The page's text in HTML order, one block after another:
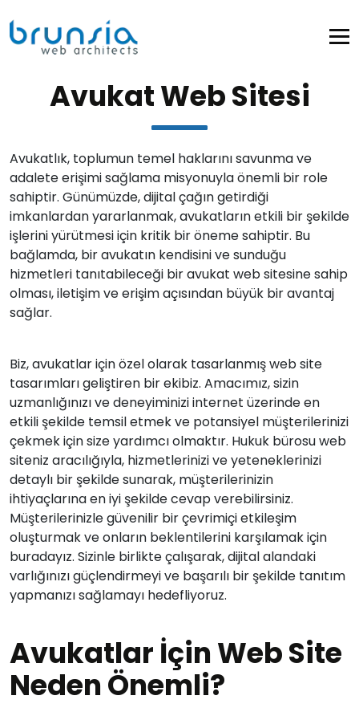
Avukat Web Sitesi
Avukatlık, toplumun temel haklarını savunma ve
adalete erişimi sağlama misyonuyla önemli bir role
sahiptir. Günümüzde, dijital çağın getirdiği
imkanlardan yararlanmak, avukatların etkili bir şekilde
işlerini yürütmesi için kritik bir öneme sahiptir. Bu
bağlamda, bir avukatın kendisini ve sunduğu
hizmetleri tanıtabileceği bir avukat web sitesine sahip
olması, iletişim ve erişim açısından büyük bir avantaj
sağlar.
Biz, avukatlar için özel olarak tasarlanmış web site
tasarımları geliştiren bir ekibiz. Amacımız, sizin
uzmanlığınızı ve deneyiminizi internet üzerinde en
etkili şekilde temsil etmek ve potansiyel müşterilerinizi
çekmek için size yardımcı olmaktır. Hukuk bürosu web
siteniz aracılığıyla, hizmetlerinizi ve yeteneklerinizi
detaylı bir şekilde sunarak, müşterilerinizin
ihtiyaçlarına en iyi şekilde cevap verebilirsiniz.
Müşterilerinizle güvenilir bir çevrimiçi etkileşim
oluşturmak ve onların beklentilerini karşılamak için
buradayız. Sizinle birlikte çalışarak, dijital alandaki
varlığınızı güçlendirmeyi ve başarılı bir şekilde tanıtım
yapmanızı sağlamayı hedefliyoruz.
Avukatlar İçin Web Site
Neden Önemli?